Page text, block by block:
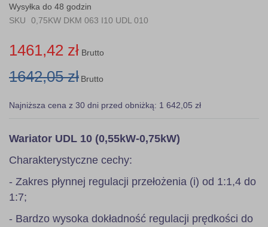
the
images
Wysyłka do 48 godzin
SKU
0,75KW DKM 063 I10 UDL 010
1461,42 zł Brutto
1642,05 zł Brutto
Najniższa cena z 30 dni przed obniżką: 1 642,05 zł
Wariator UDL 10 (0,55kW-0,75kW)
Charakterystyczne cechy:
- Zakres płynnej regulacji przełożenia (i) od 1:1,4 do
1:7;
- Bardzo wysoka dokładność regulacji prędkości do